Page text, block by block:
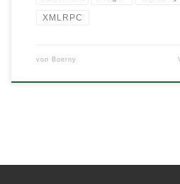
XMLRPC
von Boerny